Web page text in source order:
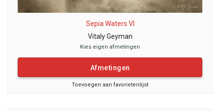
Sepia Waters VI
Vitaly Geyman
Kies eigen afmetingen
Afmetingen
Toevoegen aan favorietenlijst